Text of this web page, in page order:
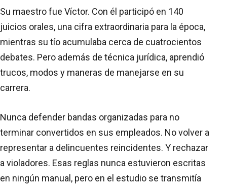
Su maestro fue Víctor. Con él participó en 140
juicios orales, una cifra extraordinaria para la época,
mientras su tío acumulaba cerca de cuatrocientos
debates. Pero además de técnica jurídica, aprendió
trucos, modos y maneras de manejarse en su
carrera.
Nunca defender bandas organizadas para no
terminar convertidos en sus empleados. No volver a
representar a delincuentes reincidentes. Y rechazar
a violadores. Esas reglas nunca estuvieron escritas
en ningún manual, pero en el estudio se transmitía